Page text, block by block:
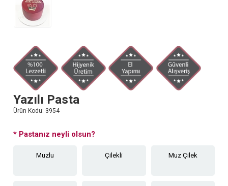
Yazılı Pasta
Ürün Kodu: 3954
* Pastanız neyli olsun?
Muzlu Çilekli Muz Çilek